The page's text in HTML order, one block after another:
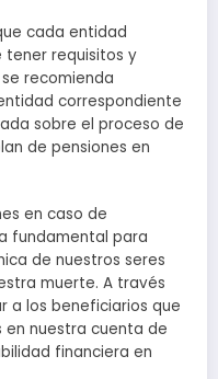
cada entidad
tener requisitos y
recomienda
correspondiente
sobre el proceso de
de pensiones en
en caso de
fundamental para
de nuestros seres
muerte. A través
a los beneficiarios que
en nuestra cuenta de
financiera en